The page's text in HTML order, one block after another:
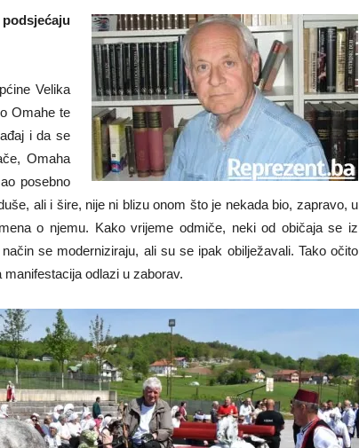
Velika
Omahe te
i da se
Omaha
posebno
ali i šire, nije ni blizu onom što je nekada bio, zapravo, u
o njemu. Kako vrijeme odmiče, neki od običaja se iz
se moderniziraju, ali su se ipak obilježavali. Tako očito
odlazi u zaborav.